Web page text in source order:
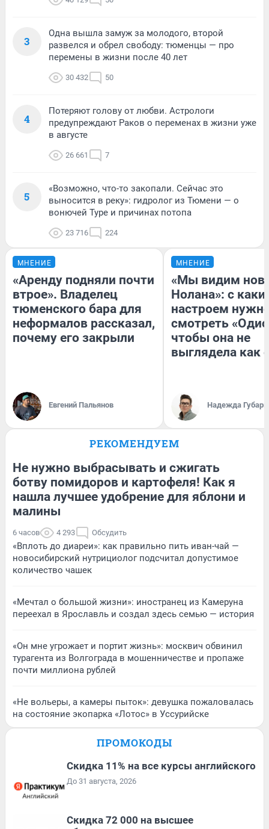
3
Одна вышла замуж за молодого, второй
развелся и обрел свободу: тюменцы — про
перемены в жизни после 40 лет
30 432 50
4
Потеряют голову от любви. Астрологи
предупреждают Раков о переменах в жизни уже
в августе
26 661 7
5
«Возможно, что-то закопали. Сейчас это
выносится в реку»: гидролог из Тюмени — о
вонючей Туре и причинах потопа
23 716 224
МНЕНИЕ
«Аренду подняли почти
втрое». Владелец
тюменского бара для
неформалов рассказал,
почему его закрыли
Евгений Пальянов
МНЕНИЕ
«Мы видим
Нолана»: с
настроем
смотреть
чтобы она не
выглядела как
Надежда Губарь
РЕКОМЕНДУЕМ
Не нужно выбрасывать и сжигать
ботву помидоров и картофеля! Как я
нашла лучшее удобрение для яблони и
малины
6 часов 4 293 Обсудить
«Вплоть до диареи»: как правильно пить иван-чай —
новосибирский нутрициолог подсчитал допустимое
количество чашек
«Мечтал о большой жизни»: иностранец из Камеруна
переехал в Ярославль и создал здесь семью — история
«Он мне угрожает и портит жизнь»: москвич обвинил
турагента из Волгограда в мошенничестве и пропаже
почти миллиона рублей
«Не вольеры, а камеры пыток»: девушка пожаловалась
на состояние экопарка «Лотос» в Уссурийске
ПРОМОКОДЫ
Скидка 11% на все курсы английского
До 31 августа, 2026
Скидка 72 000 на высшее